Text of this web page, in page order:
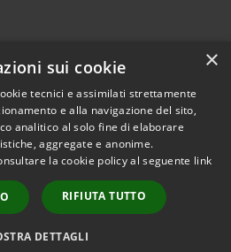
Copyright © 2026 • Comune di
Cassano d'Adda • Powered by
Municipium•
Accesso
redazione
×
sui cookie
tecnici e assimilati strettamente
e alla navigazione del sito,
analitico al solo fine di elaborare
aggregate e anonime.
la cookie policy al seguente link
RIFIUTA TUTTO
DETTAGLI